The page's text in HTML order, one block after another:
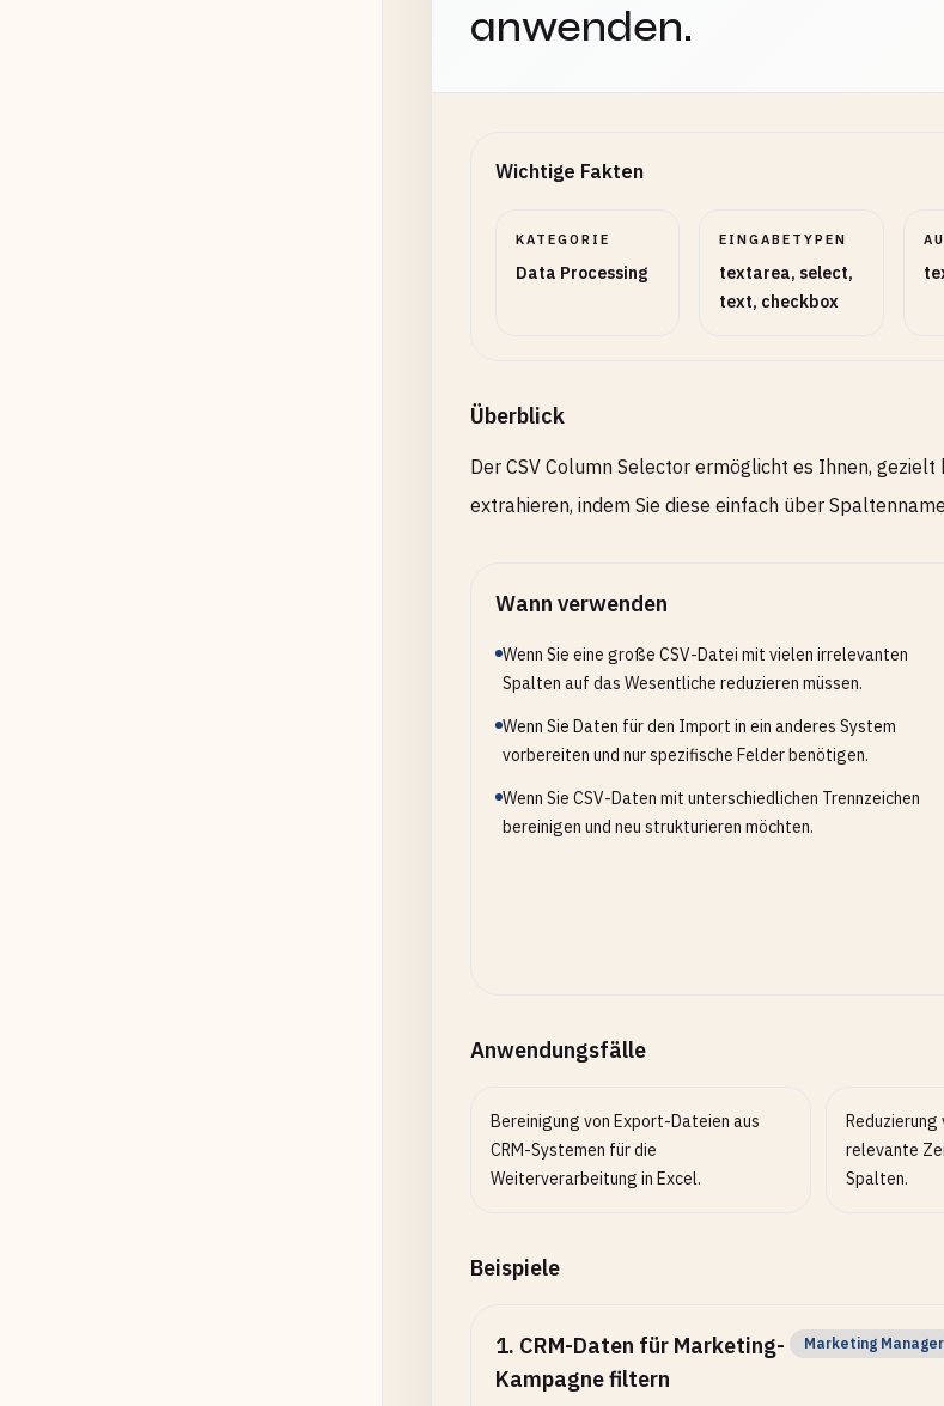
anwenden.
Wichtige Fakten
KATEGORIE
Data Processing
EINGABETYPEN
textarea, select,
text, checkbox
Überblick
Der CSV Column Selector ermöglicht es Ihnen,
extrahieren, indem Sie diese einfach über
Wann verwenden
Wenn Sie eine große CSV-Datei mit vielen irrelevanten
Spalten auf das Wesentliche reduzieren müssen.
Wenn Sie Daten für den Import in ein anderes System
vorbereiten und nur spezifische Felder benötigen.
Wenn Sie CSV-Daten mit unterschiedlichen Trennzeichen
bereinigen und neu strukturieren möchten.
Anwendungsfälle
Bereinigung von Export-Dateien aus
CRM-Systemen für die
Weiterverarbeitung in Excel.
relevante
Spalten.
Beispiele
1. CRM-Daten für Marketing-
Kampagne filtern
Marketing Manager